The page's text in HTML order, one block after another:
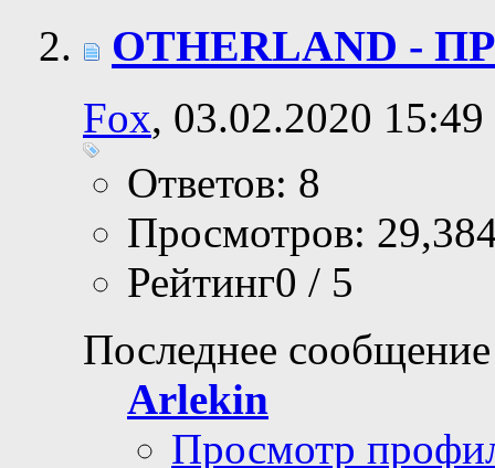
OTHERLAND -
Fox, 03.02.2020 15:49
Ответов: 8
Просмотров:
Рейтинг0 / 5
Последнее
Arlekin
Просмотр